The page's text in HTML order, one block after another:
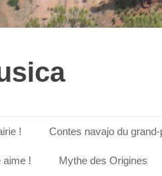
! Contes navajo du
aime ! Mythe des Origines